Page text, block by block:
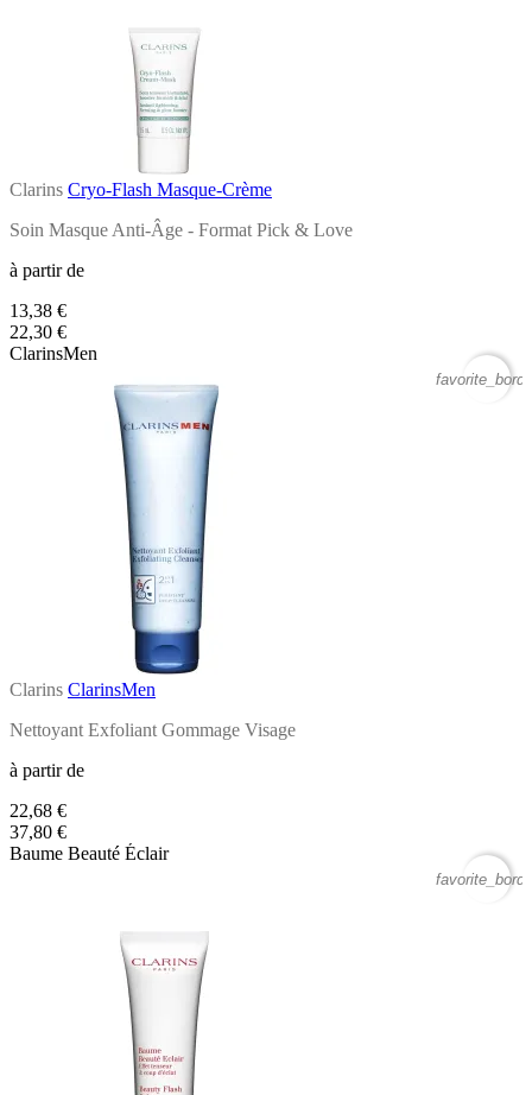
Clarins Cryo-Flash Masque-Crème
Soin Masque Anti-Âge - Format Pick & Love
à partir de
13,38 €
22,30 €
ClarinsMen
Clarins ClarinsMen
Nettoyant Exfoliant Gommage Visage
à partir de
22,68 €
37,80 €
Baume Beauté Éclair